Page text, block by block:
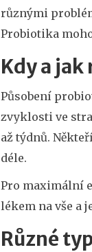
různými
Probiotika
Kdy a
Působení
zvyklosti ve
až týdnů.
déle.
Pro maximální
lékem na vše a
Různé